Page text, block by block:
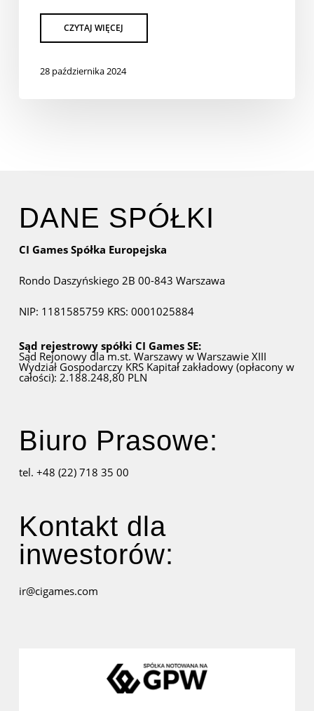
28 października 2024
DANE SPÓŁKI
CI Games Spółka Europejska
Rondo Daszyńskiego 2B 00-843 Warszawa
NIP: 1181585759 KRS: 0001025884
Sąd rejestrowy spółki CI Games SE:
Sąd Rejonowy dla m.st. Warszawy w WarszawieXIII
Wydział Gospodarczy KRSKapitał zakładowy (opłacony w
całości): 2.188.248,80 PLN
Biuro Prasowe:
tel. +48 (22) 718 35 00
Kontakt dla
inwestorów:
ir@cigames.com